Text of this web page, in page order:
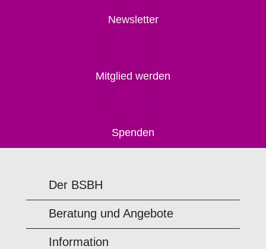
Newsletter
Mitglied werden
Spenden
Der BSBH
Beratung und Angebote
Information